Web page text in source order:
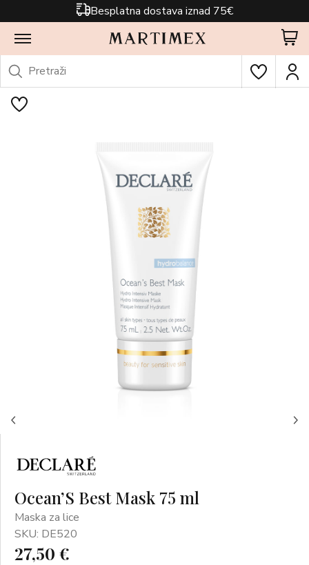
Besplatna dostava iznad 75€
Ocean’S Best Mask 75 ml
Maska za lice
SKU: DE520
27,50 €